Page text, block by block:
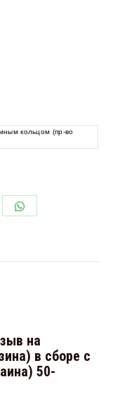
кольцом (пр-во
на
в сборе с
50-